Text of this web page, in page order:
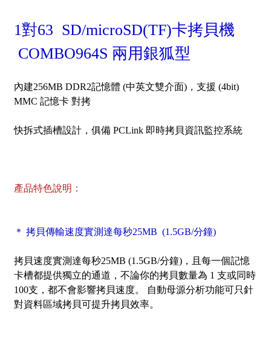
1對63 SD/microSD(TF)卡拷貝機
COMBO964S 兩用銀狐型
內建256MB DDR2記憶體 (中英文雙介面)， 支援 (4bit)
MMC 記憶卡 對拷
快拆式插槽設計，俱備 PCLink 即時拷貝資訊監控系統
產品特色說明：
＊ 拷貝傳輸速度實測達每秒25MB (1.5GB/分鐘)
拷貝速度實測達每秒25MB (1.5GB/分鐘)，且每一個記憶
卡槽都提供獨立的通道，不論你的拷貝數量為 1 支或同時
100支，都不會影響拷貝速度。 自動母源分析功能可只針
對資料區域拷貝可提升拷貝效率。